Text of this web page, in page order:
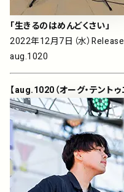
「生きるのはめんどくさい」
2022年12月7日（水）Release
aug.1020
【aug.1020（オーグ・テントゥ